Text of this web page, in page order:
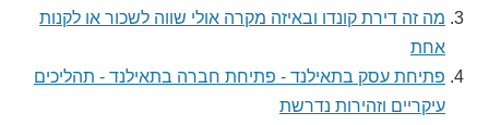
מה זה דירת קונדו ובאיזה מקרה אולי שווה לשכור או לקנות
אחת
פתיחת עסק בתאילנד - פתיחת חברה בתאילנד - תהליכים
עיקריים וזהירות נדרשת